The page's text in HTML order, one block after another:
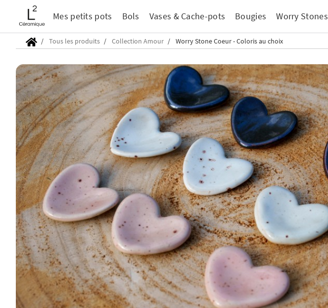
Mes petits pots Bols Vases & Cache-pots Bougies Worry Stones
Tous les produits Collection Amour Worry Stone Coeur - Coloris au choix